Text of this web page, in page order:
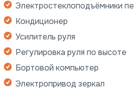
Электростеклоподъёмники
Кондиционер
Усилитель руля
Регулировка руля по высоте
Бортовой компьютер
Электропривод зеркал